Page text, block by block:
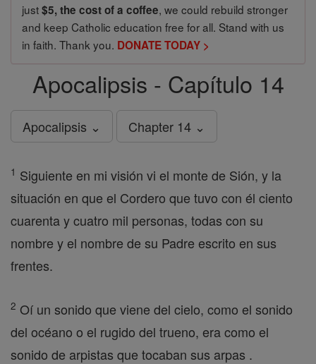
just$5, the cost of a coffee, we could rebuild stronger
and keep Catholic education free for all. Stand with us
in faith. Thank you. DONATE TODAY >
Apocalipsis - Capítulo 14
Apocalipsis ⌄ Chapter 14 ⌄
1 Siguiente en mi visión vi el monte de Sión, y la
situación en que el Cordero que tuvo con él ciento
cuarenta y cuatro mil personas, todas con su
nombre y el nombre de su Padre escrito en sus
frentes.
2 Oí un sonido que viene del cielo, como el sonido
del océano o el rugido del trueno, era como el
sonido de arpistas que tocaban sus arpas .